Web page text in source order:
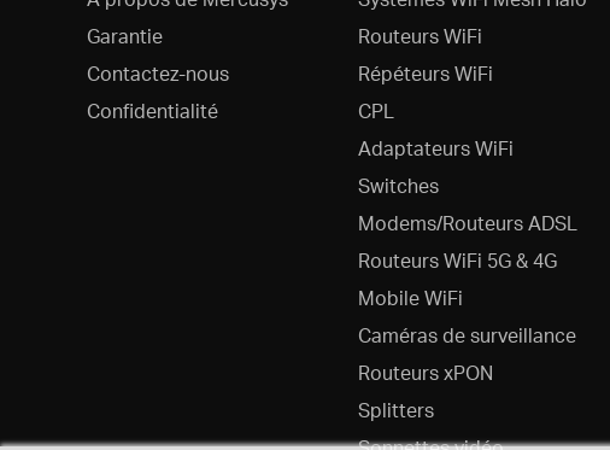
Garantie
Contactez-nous
Confidentialité
Routeurs WiFi
Répéteurs WiFi
CPL
Adaptateurs WiFi
Switches
Modems/Routeurs ADSL
Routeurs WiFi 5G & 4G
Mobile WiFi
Caméras de surveillance
Routeurs xPON
Splitters